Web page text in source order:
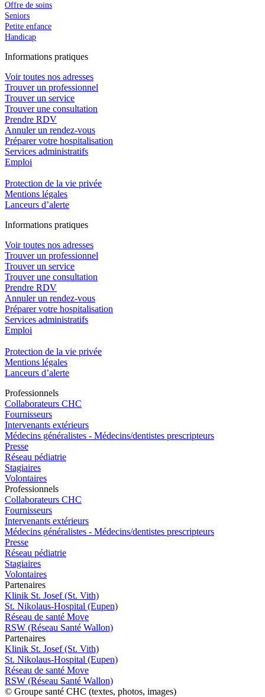
Offre de soins
Seniors
Petite enfance
Handicap
Informations pratiques
Voir toutes nos adresses
Trouver un professionnel
Trouver un service
Trouver une consultation
Prendre RDV
Annuler un rendez-vous
Préparer votre hospitalisation
Services administratifs
Emploi​
Protection de la vie privée
Mentions légales
Lanceurs d’alerte
Informations pratiques
Voir toutes nos adresses
Trouver un professionnel
Trouver un service
Trouver une consultation
Prendre RDV
Annuler un rendez-vous
Préparer votre hospitalisation
Services administratifs
Emploi​
Protection de la vie privée
Mentions légales
Lanceurs d’alerte
Professionnels
Collaborateurs CHC
Fournisseurs
Intervenants extérieurs
Médecins généralistes - Médecins/dentistes prescripteurs
Presse
Réseau pédiatrie
Stagiaires
Volontaires
Professionnels
Collaborateurs CHC
Fournisseurs
Intervenants extérieurs
Médecins généralistes - Médecins/dentistes prescripteurs
Presse
Réseau pédiatrie
Stagiaires
Volontaires
Partenaires
Klinik St. Josef (St. Vith)
St. Nikolaus-Hospital (Eupen)
Réseau de santé Move
RSW (Réseau Santé Wallon)
Partenaires
Klinik St. Josef (St. Vith)
St. Nikolaus-Hospital (Eupen)
Réseau de santé Move
RSW (Réseau Santé Wallon)
© Groupe santé CHC (textes, photos, images)